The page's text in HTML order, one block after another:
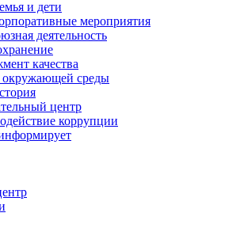
и дети
мероприятия
деятельность
качества
окружающей среды
центр
коррупции